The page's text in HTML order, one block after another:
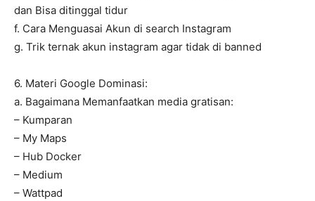
dan Bisa ditinggal tidur
f. Cara Menguasai Akun di search Instagram
g. Trik ternak akun instagram agar tidak di banned
6. Materi Google Dominasi:
a. Bagaimana Memanfaatkan media gratisan:
– Kumparan
– My Maps
– Hub Docker
– Medium
– Wattpad